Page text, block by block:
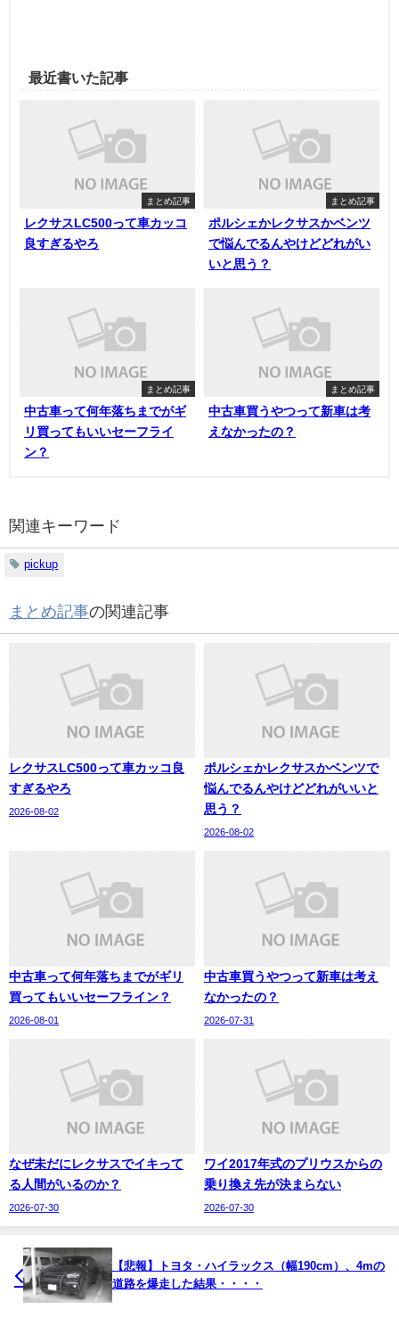
最近書いた記事
まとめ記事
レクサスLC500って車カッコ
良すぎるやろ
まとめ記事
ポルシェかレクサスかベンツ
で悩んでるんやけどどれがい
いと思う？
まとめ記事
中古車って何年落ちまでがギ
リ買ってもいいセーフライ
ン？
まとめ記事
中古車買うやつって新車は考
えなかったの？
関連キーワード
pickup
まとめ記事の関連記事
レクサスLC500って車カッコ良
すぎるやろ
2026-08-02
ポルシェかレクサスかベンツで
悩んでるんやけどどれがいいと
思う？
2026-08-02
中古車って何年落ちまでがギリ
買ってもいいセーフライン？
2026-08-01
中古車買うやつって新車は考え
なかったの？
2026-07-31
なぜ未だにレクサスでイキって
る人間がいるのか？
2026-07-30
ワイ2017年式のプリウスからの
乗り換え先が決まらない
2026-07-30
【悲報】トヨタ・ハイラックス（幅190cm）、4mの
道路を爆走した結果・・・・